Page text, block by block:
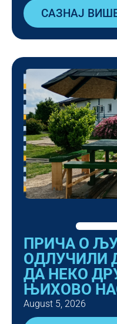
САЗНАЈ
ПРИЧА О
ОДЛУЧИЛИ
ДА НЕКО
ЊИХОВО
August 5, 2026